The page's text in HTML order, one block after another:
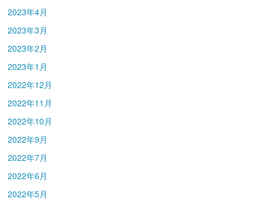
2023年4月
2023年3月
2023年2月
2023年1月
2022年12月
2022年11月
2022年10月
2022年9月
2022年7月
2022年6月
2022年5月